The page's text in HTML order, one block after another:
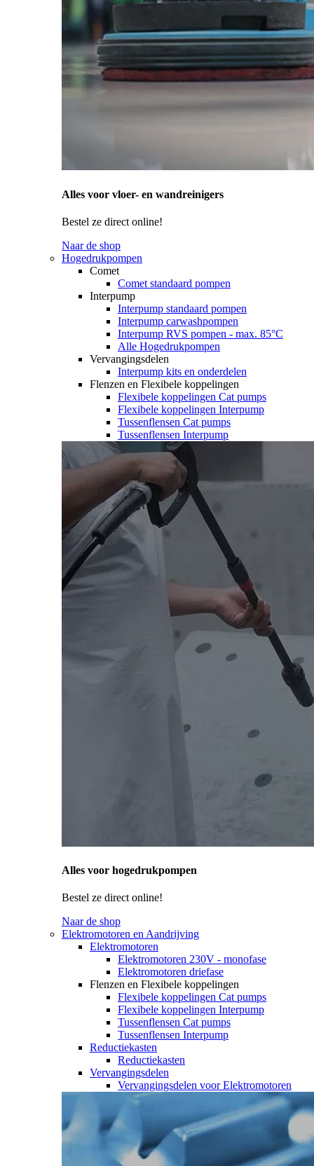
Alles voor vloer- en wandreinigers
Bestel ze direct online!
Naar de shop
Hogedrukpompen
Comet
Comet standaard pompen
Interpump
Interpump standaard pompen
Interpump carwashpompen
Interpump RVS pompen - max. 85°C
Alle Hogedrukpompen
Vervangingsdelen
Interpump kits en onderdelen
Flenzen en Flexibele koppelingen
Flexibele koppelingen Cat pumps
Flexibele koppelingen Interpump
Tussenflensen Cat pumps
Tussenflensen Interpump
Alles voor hogedrukpompen
Bestel ze direct online!
Naar de shop
Elektromotoren en Aandrijving
Elektromotoren
Elektromotoren 230V - monofase
Elektromotoren driefase
Flenzen en Flexibele koppelingen
Flexibele koppelingen Cat pumps
Flexibele koppelingen Interpump
Tussenflensen Cat pumps
Tussenflensen Interpump
Reductiekasten
Reductiekasten
Vervangingsdelen
Vervangingsdelen voor Elektromotoren